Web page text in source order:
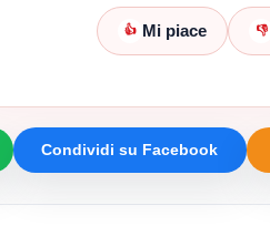
👍 Mi piace 👎
Condividi su Facebook